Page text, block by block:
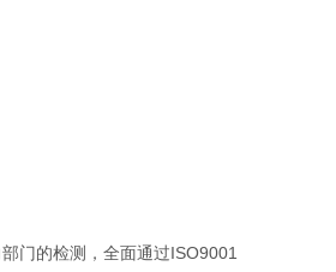
门的检测，全面通过ISO9001